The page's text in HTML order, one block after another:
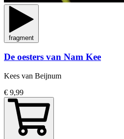
fragment
De oesters van Nam Kee
Kees van Beijnum
€ 9,99